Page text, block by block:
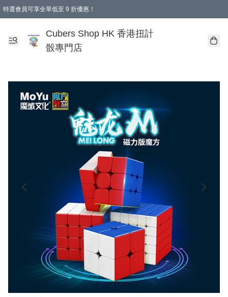
特選會員可享全單低至 9 折優惠！
購物滿 HKD 250.00 即減 HKD 28.00 運費！（適用於 本地送貨、本地取貨 )
Cubers Shop HK 香港扭計
骰專門店